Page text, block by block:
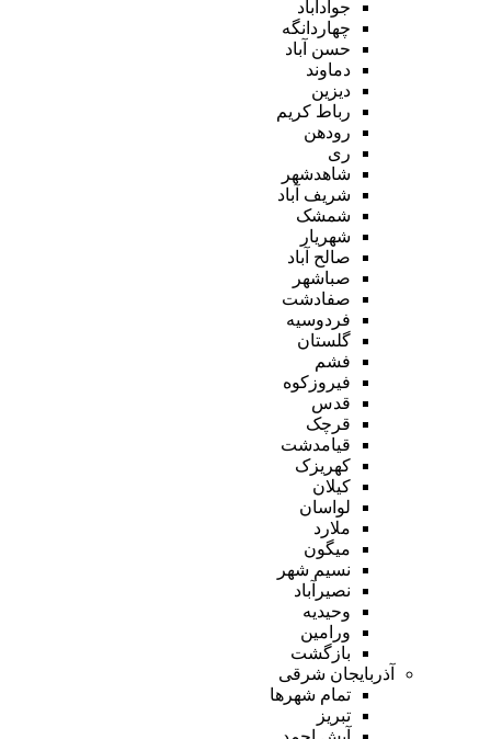
جوادآباد
چهاردانگه
حسن آباد
دماوند
دیزین
رباط کریم
رودهن
ری
شاهدشهر
شریف آباد
شمشک
شهریار
صالح آباد
صباشهر
صفادشت
فردوسیه
گلستان
فشم
فیروزکوه
قدس
قرچک
قیامدشت
کهریزک
کیلان
لواسان
ملارد
میگون
نسیم شهر
نصیرآباد
وحیدیه
ورامین
بازگشت
آذربایجان شرقی
تمام شهر‌ها
تبریز